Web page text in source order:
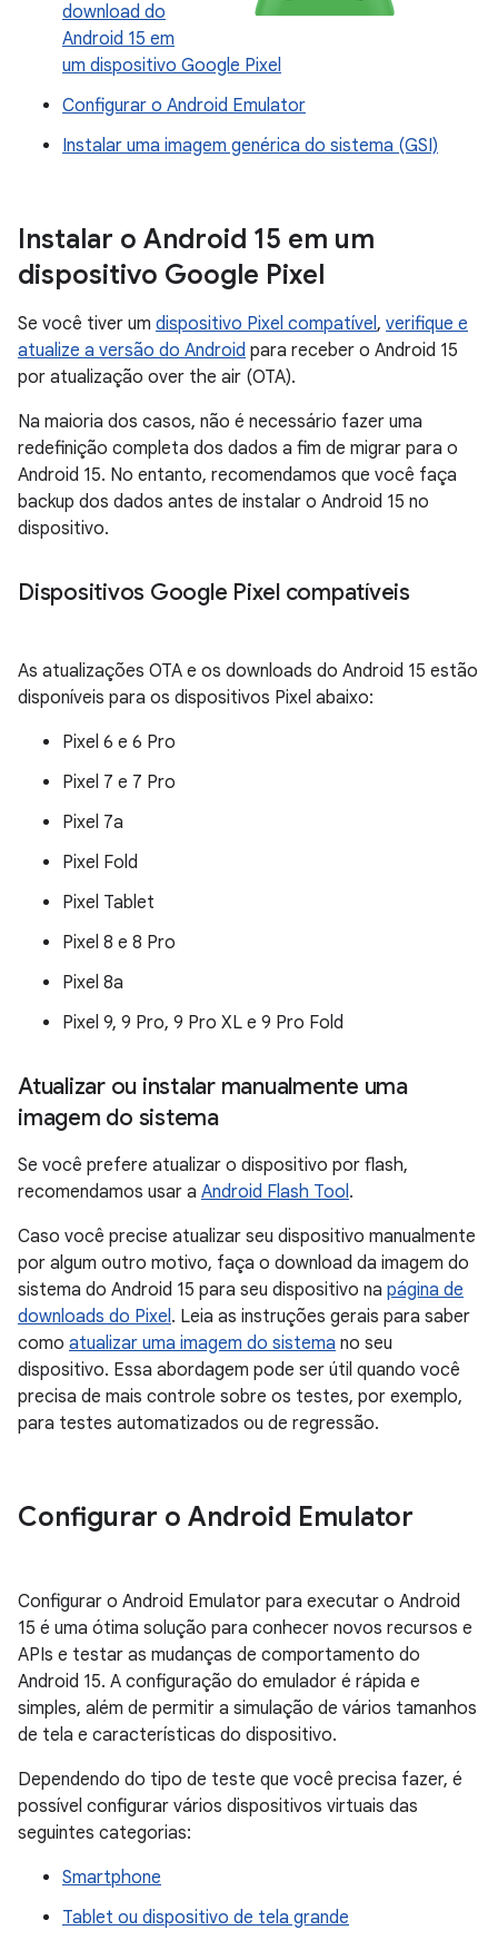
download do
Android 15 em
um dispositivo Google Pixel
Configurar o Android Emulator
Instalar uma imagem genérica do sistema (GSI)
Instalar o Android 15 em um
dispositivo Google Pixel
Se você tiver um dispositivo Pixel compatível, verifique e
atualize a versão do Android para receber o Android 15
por atualização over the air (OTA).
Na maioria dos casos, não é necessário fazer uma
redefinição completa dos dados a fim de migrar para o
Android 15. No entanto, recomendamos que você faça
backup dos dados antes de instalar o Android 15 no
dispositivo.
Dispositivos Google Pixel compatíveis
As atualizações OTA e os downloads do Android 15 estão
disponíveis para os dispositivos Pixel abaixo:
Pixel 6 e 6 Pro
Pixel 7 e 7 Pro
Pixel 7a
Pixel Fold
Pixel Tablet
Pixel 8 e 8 Pro
Pixel 8a
Pixel 9, 9 Pro, 9 Pro XL e 9 Pro Fold
Atualizar ou instalar manualmente uma
imagem do sistema
Se você prefere atualizar o dispositivo por flash,
recomendamos usar a Android Flash Tool.
Caso você precise atualizar seu dispositivo manualmente
por algum outro motivo, faça o download da imagem do
sistema do Android 15 para seu dispositivo na página de
downloads do Pixel. Leia as instruções gerais para saber
como atualizar uma imagem do sistema no seu
dispositivo. Essa abordagem pode ser útil quando você
precisa de mais controle sobre os testes, por exemplo,
para testes automatizados ou de regressão.
Configurar o Android Emulator
Configurar o Android Emulator para executar o Android
15 é uma ótima solução para conhecer novos recursos e
APIs e testar as mudanças de comportamento do
Android 15. A configuração do emulador é rápida e
simples, além de permitir a simulação de vários tamanhos
de tela e características do dispositivo.
Dependendo do tipo de teste que você precisa fazer, é
possível configurar vários dispositivos virtuais das
seguintes categorias:
Smartphone
Tablet ou dispositivo de tela grande